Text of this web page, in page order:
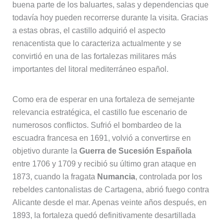
buena parte de los baluartes, salas y dependencias que
todavía hoy pueden recorrerse durante la visita. Gracias
a estas obras, el castillo adquirió el aspecto
renacentista que lo caracteriza actualmente y se
convirtió en una de las fortalezas militares más
importantes del litoral mediterráneo español.
Como era de esperar en una fortaleza de semejante
relevancia estratégica, el castillo fue escenario de
numerosos conflictos. Sufrió el bombardeo de la
escuadra francesa en 1691, volvió a convertirse en
objetivo durante la Guerra de Sucesión Española
entre 1706 y 1709 y recibió su último gran ataque en
1873, cuando la fragata Numancia, controlada por los
rebeldes cantonalistas de Cartagena, abrió fuego contra
Alicante desde el mar. Apenas veinte años después, en
1893, la fortaleza quedó definitivamente desartillada